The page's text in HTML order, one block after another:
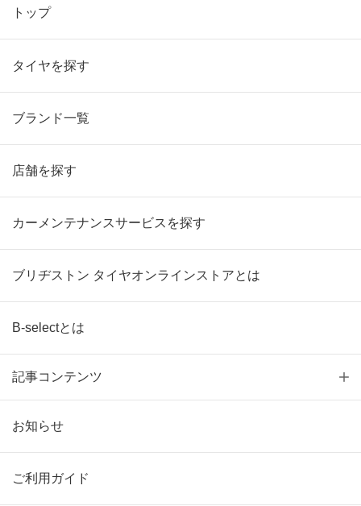
トップ
タイヤを探す
ブランド一覧
店舗を探す
カーメンテナンスサービスを探す
ブリヂストン タイヤオンラインストアとは
B-selectとは
記事コンテンツ
お知らせ
ご利用ガイド